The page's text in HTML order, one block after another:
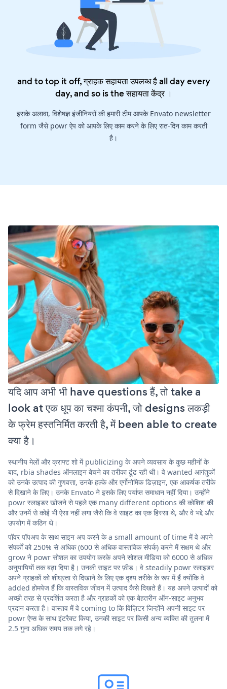
and to top it off, ग्राहक सहायता उपलब्ध है all day every
day, and so is theसहायता केंद्र।
इसके अलावा, विशेषज्ञ इंजीनियरों की हमारी टीम आपके Envato newsletter
form जैसे powr ऐप को आपके लिए काम करने के लिए रात-दिन काम करती
है।
यदि आप अभी भी have questions हैं, तो take a
look at एक धूप का चश्मा कंपनी, जो designs लकड़ी
के फ्रेम हस्तनिर्मित करती है, में been able to create
क्या है।
स्थानीय मेलों और क्राफ्ट शो में publicizing के अपने व्यवसाय के कुछ महीनों के
बाद, rbia shades ऑनलाइन बेचने का तरीका ढूंढ रही थी। वे wanted आगंतुकों
को उनके उत्पाद की गुणवत्ता, उनके हल्के और एर्गोनोमिक डिज़ाइन, एक आकर्षक तरीके
से दिखाने के लिए। उनके Envato ने इसके लिए पर्याप्त समाधान नहीं दिया। उन्होंने
powr स्लाइडर खोजने से पहले एक many different options की कोशिश की
और उनमें से कोई भी ऐसा नहीं लगा जैसे कि वे साइट का एक हिस्सा थे, और वे भद्दे और
उपयोग में कठिन थे।
पॉवर पॉपअप के साथ साइन अप करने के a small amount of time में वे अपने
संपर्कों को 250% से अधिक (600 से अधिक वास्तविक संपर्क) करने में सक्षम थे और
grow ने powr सोशल का उपयोग करके अपने सोशल मीडिया को 6000 से अधिक
अनुयायियों तक बढ़ा दिया है। उनकी साइट पर फ़ीड। वे steadily powr स्लाइडर
अपने ग्राहकों को शीघ्रता से दिखाने के लिए एक दृश्य तरीके के रूप में हैं क्योंकि वे
added होमपेज हैं कि वास्तविक जीवन में उत्पाद कैसे दिखते हैं। यह अपने उत्पादों को
अच्छी तरह से प्रदर्शित करता है और ग्राहकों को एक बेहतरीन ऑन-साइट अनुभव
प्रदान करता है। वास्तव में वे coming to कि विज़िटर जिन्होंने अपनी साइट पर
powr ऐप्स के साथ इंटरैक्ट किया, उनकी साइट पर किसी अन्य व्यक्ति की तुलना में
2.5 गुना अधिक समय तक लगे रहे।